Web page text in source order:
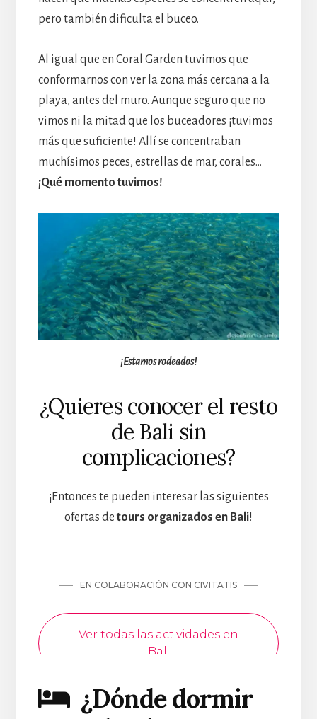
pero también dificulta el buceo.
Al igual que en Coral Garden tuvimos que
conformarnos con ver la zona más cercana a la
playa, antes del muro. Aunque seguro que no
vimos ni la mitad que los buceadores ¡tuvimos
más que suficiente! Allí se concentraban
muchísimos peces, estrellas de mar, corales…
¡Qué momento tuvimos!
¡Estamos rodeados!
¿Quieres conocer el resto
de Bali sin
complicaciones?
¡Entonces te pueden interesar las siguientes
ofertas de tours organizados en Bali!
¿Dónde dormir